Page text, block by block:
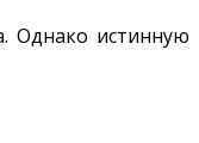
Однако истинную